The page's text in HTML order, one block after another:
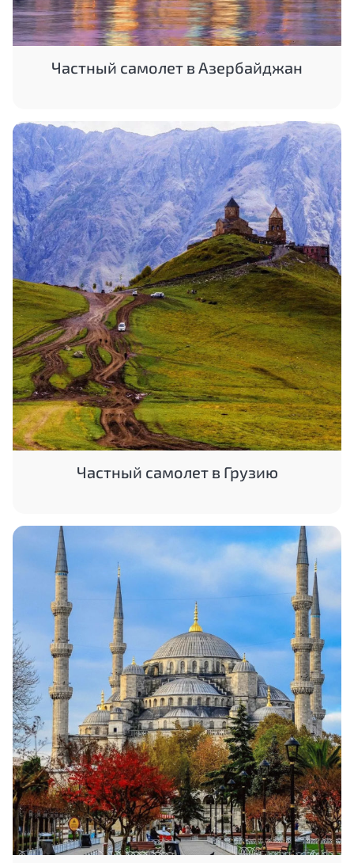
Частный самолет в Азербайджан
Частный самолет в Грузию